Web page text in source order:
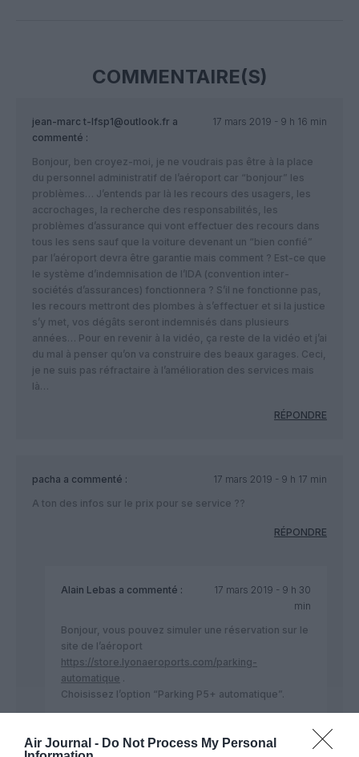
Air Journal - Do Not Process My Personal
COMMENTAIRE(S)
jean-marc t-lfsp1@outlook.fr a
commenté :
17 mars 2019 - 9 h 16 min
Bonjour, ben croyez-moi, je ne voudrais pas être à la place
du personnel administratif de l’aéroport car “bonjour” les
problèmes… J’entends par là les recours des usagers, les
accrochages, la recherche des responsabilités, les
problèmes d’assurance qui vont effectuer des recours dans
tous les sens sauf que la voiture devenant un “bien confié”
par l’aéroport devra être garantie mais comment ? Est-ce que
le système d’indemnisation de l’IDA (convention inter-
sociétés d’assurances) fonctionnera ? S’il ne fonctionne pas,
les recours mettront des plombes à s’effectuer et si la justice
s’y met, vos dégâts seront indemnisés dans plusieurs
années… Pour en revenir à la vidéo, ça reste de la vidéo et j’ai
du mal à penser qu’on va construire des beaux garages. Ceci,
je ne suis pas réfractaire à l’amélioration des services mais
là…
RÉPONDRE
pacha a commenté :
17 mars 2019 - 9 h 17 min
A ton des infos sur le prix pour se service ??
RÉPONDRE
Alain Lebas a commenté :
17 mars 2019 - 9 h 30
min
Bonjour, vous pouvez simuler une réservation sur le
site de l’aéroport
https://store.lyonaeroports.com/parking-
automatique
Choisissez l’option “Parking P5+ automatique”.